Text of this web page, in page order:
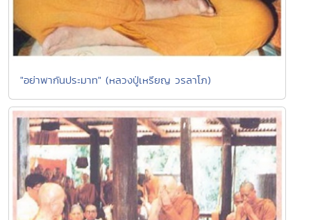
"อย่าพากันประมาท" (หลวงปู่เหรียญ วรลาโภ)